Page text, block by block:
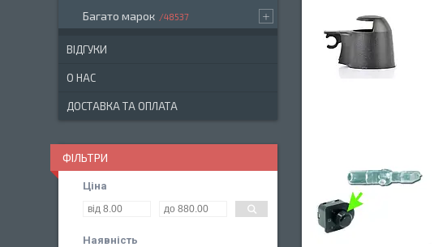
Багато марок 48537
ВІДГУКИ
О НАС
ДОСТАВКА ТА ОПЛАТА
ФІЛЬТРИ
Ціна
Наявність